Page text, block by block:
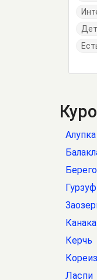
Алупка
Гурзуф
Керчь
Кореиз
Ласпи